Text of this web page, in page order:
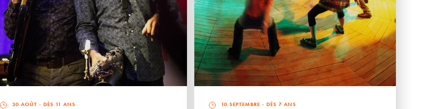
30 AOÛT - DÈS 11 ANS 10 SEPTEMBRE - DÈS 7 ANS